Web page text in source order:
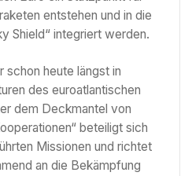
entstehen und in die
Shield“ integriert werden.
schon heute längst in
des euroatlantischen
dem Deckmantel von
beteiligt sich
Missionen und richtet
an die Bekämpfung